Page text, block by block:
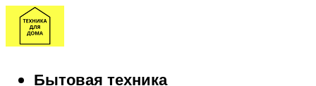
Бытовая техника